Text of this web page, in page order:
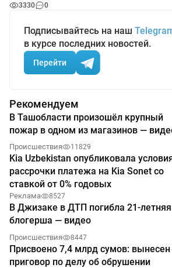
3330 0
Подписывайтесь на наш
в курсе последних новостей.
Перейти
Рекомендуем
В Ташобласти произошёл крупный
пожар в одном из магазинов —
Происшествия 11829
Kia Uzbekistan опубликовала
рассрочки платежа на Kia Sonet со
ставкой от 0% годовых
Реклама 8527
В Джизаке в ДТП погибла 21-летняя
блогерша — видео
Происшествия 8447
Присвоено 7,4 млрд сумов: вынесен
приговор по делу об обрушении